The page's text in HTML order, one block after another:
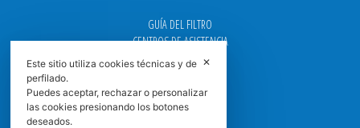
GUÍA DEL FILTRO
CENTROS DE ASISTENCIA
DOWNLOAD
NEWS
FAQ
CARRERA
✕
Este sitio utiliza cookies técnicas y de
perfilado.
Puedes aceptar, rechazar o personalizar
las cookies presionando los botones
deseados.